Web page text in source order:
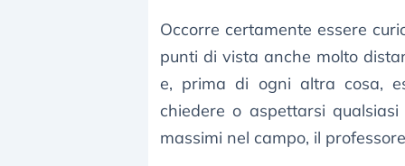
Occorre certamente essere
punti di vista anche molto
e, prima di ogni altra cosa,
chiedere o aspettarsi
massimi nel campo, il